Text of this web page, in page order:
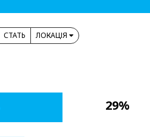
СТАТЬ ЛОКАЦІЯ
29%